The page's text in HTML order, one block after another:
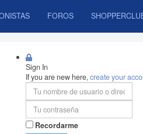
FOROS
Sign In
If you are new here,create your
Recordarme